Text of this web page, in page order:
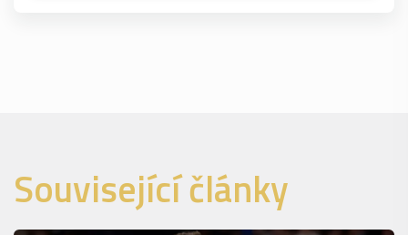
Související články